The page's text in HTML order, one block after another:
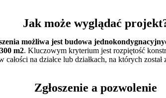
Jak może wyglądać
możliwa jest budowa
m2. Kluczowym kryterium jest rozpiętość
na działce lub działkach, na których został
Zgłoszenie a pozwolenie